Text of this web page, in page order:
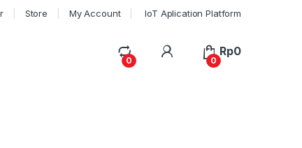
Store My Account IoT Aplication Platform
0
My Account
0
Rp0